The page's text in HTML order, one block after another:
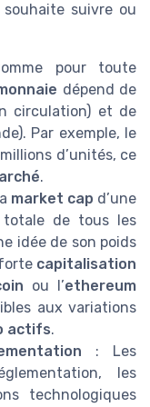
suivre ou
pour toute
dépend de
circulation) et de
Par exemple, le
d’unités, ce
.
market cap d’une
totale de tous les
idée de son poids
capitalisation
ou l’ethereum
aux variations
actifs.
: Les
les
technologiques